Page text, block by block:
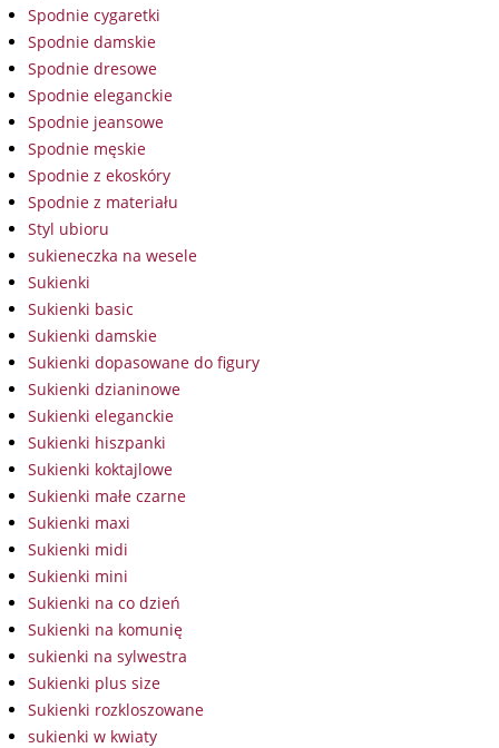
Spodnie cygaretki
Spodnie damskie
Spodnie dresowe
Spodnie eleganckie
Spodnie jeansowe
Spodnie męskie
Spodnie z ekoskóry
Spodnie z materiału
Styl ubioru
sukieneczka na wesele
Sukienki
Sukienki basic
Sukienki damskie
Sukienki dopasowane do figury
Sukienki dzianinowe
Sukienki eleganckie
Sukienki hiszpanki
Sukienki koktajlowe
Sukienki małe czarne
Sukienki maxi
Sukienki midi
Sukienki mini
Sukienki na co dzień
Sukienki na komunię
sukienki na sylwestra
Sukienki plus size
Sukienki rozkloszowane
sukienki w kwiaty